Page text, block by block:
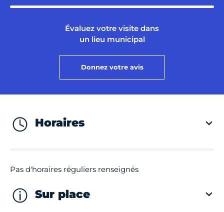
Évaluez votre visite dans
un lieu municipal
Donnez votre avis
Horaires
Pas d'horaires réguliers renseignés
Sur place